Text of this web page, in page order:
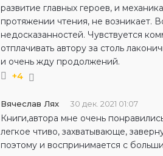
развитие главных героев, и
протяжении чтения, не возникает.
недосказанностей. Чувствуется
отплачивать автору за столь
и очень жду продолжений.
+4
Вячеслав Лях 30 дек. 2021 01:07
Книги,автора мне очень
легкое чтиво, захватывающе,
поэтому и воспринимается с